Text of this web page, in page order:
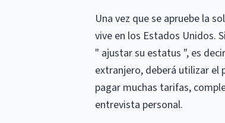
Una vez que se apruebe la
vive en los Estados Unidos.
" ajustar su estatus ", es
extranjero, deberá utilizar el
pagar muchas tarifas,
entrevista personal.